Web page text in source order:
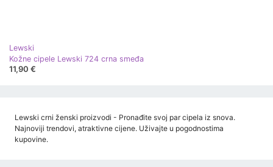
Lewski
Kožne cipele Lewski 724 crna smeđa
11,90 €
Lewski crni ženski proizvodi - Pronađite svoj par cipela iz snova.
Najnoviji trendovi, atraktivne cijene. Uživajte u pogodnostima
kupovine.